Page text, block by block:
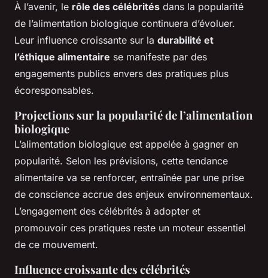
À l’avenir, le rôle des célébrités dans la popularité
de l’alimentation biologique continuera d’évoluer.
Leur influence croissante sur la durabilité et
l’éthique alimentaire se manifeste par des
engagements publics envers des pratiques plus
écoresponsables.
Projections sur la popularité de l’alimentation
biologique
L’alimentation biologique est appelée à gagner en
popularité. Selon les prévisions, cette tendance
alimentaire va se renforcer, entraînée par une prise
de conscience accrue des enjeux environnementaux.
L’engagement des célébrités à adopter et
promouvoir ces pratiques reste un moteur essentiel
de ce mouvement.
Influence croissante des célébrités